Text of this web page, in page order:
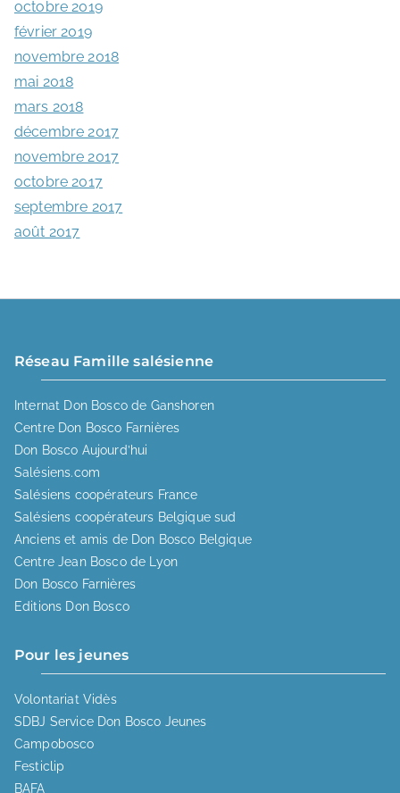
octobre 2019
février 2019
novembre 2018
mai 2018
mars 2018
décembre 2017
novembre 2017
octobre 2017
septembre 2017
août 2017
Réseau Famille salésienne
Internat Don Bosco de Ganshoren
Centre Don Bosco Farnières
Don Bosco Aujourd’hui
Salésiens.com
Salésiens coopérateurs France
Salésiens coopérateurs Belgique sud
Anciens et amis de Don Bosco Belgique
Centre Jean Bosco de Lyon
Don Bosco Farnières
Editions Don Bosco
Pour les jeunes
Volontariat Vidès
SDBJ Service Don Bosco Jeunes
Campobosco
Festiclip
BAFA